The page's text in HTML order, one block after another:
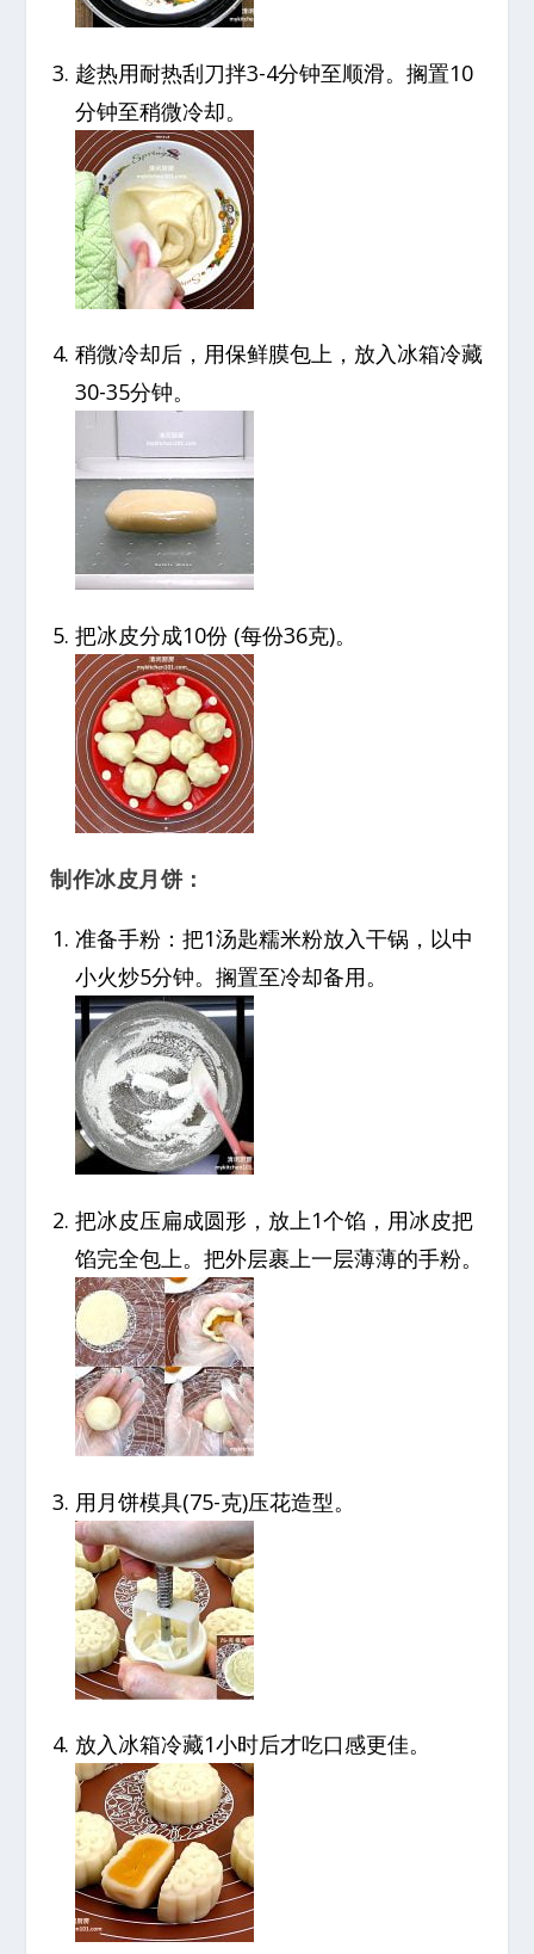
趁热用耐热刮刀拌3-4分钟至顺滑。搁置10
分钟至稍微冷却。
稍微冷却后，用保鲜膜包上，放入冰箱冷藏
30-35分钟。
把冰皮分成10份 (每份36克)。
制作冰皮月饼：
准备手粉：把1汤匙糯米粉放入干锅，以中
小火炒5分钟。搁置至冷却备用。
把冰皮压扁成圆形，放上1个馅，用冰皮把
馅完全包上。把外层裹上一层薄薄的手粉。
用月饼模具(75-克)压花造型。
放入冰箱冷藏1小时后才吃口感更佳。